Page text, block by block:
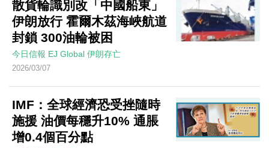
散貨輪識別改「中國船東」
伊朗放行 霍爾木茲海峽航道
封鎖 300油輪被困
今日信報 EJ Global 伊朗存亡
2026/03/07
IMF：全球經濟恐受挫隨時
施援 油價每穩升10% 通脹
增0.4個百分點